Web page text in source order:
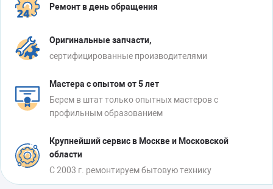
Ремонт в день обращения
Оригинальные запчасти,
сертифицированные производителями
Мастера с опытом от 5 лет
Берем в штат только опытных мастеров с
профильным образованием
Крупнейший сервис в Москве и Московской
области
С 2003 г. ремонтируем бытовую технику